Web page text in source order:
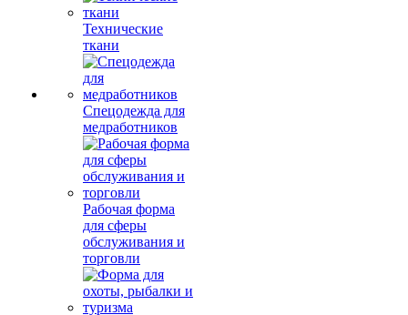
Технические
ткани
Спецодежда для
медработников
Рабочая форма
для сферы
обслуживания и
торговли